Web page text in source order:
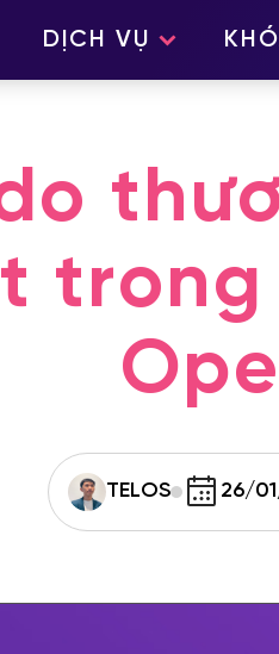
DỊCH VỤ
TELOS 26/